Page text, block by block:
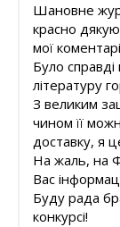
Шановне
красно
мої
Було справді
літературу
З великим
чином її
доставку, я
На жаль, на
Вас
Буду рада
конкурсі!